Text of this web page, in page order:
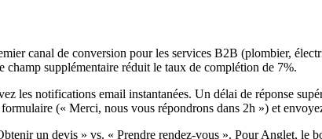
canal de conversion pour les services B2B (plombier,
champ supplémentaire réduit le taux de complétion de 7%.
les notifications email instantanées. Un délai de réponse
(« Merci, nous vous répondrons dans 2h ») et
un devis » vs. « Prendre rendez-vous ». Pour Anglet, le